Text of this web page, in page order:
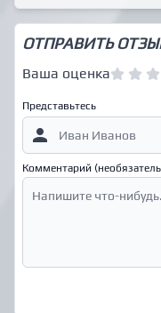
ОТПРАВИТЬ
Ваша оценка
Представьтесь
Комментарий